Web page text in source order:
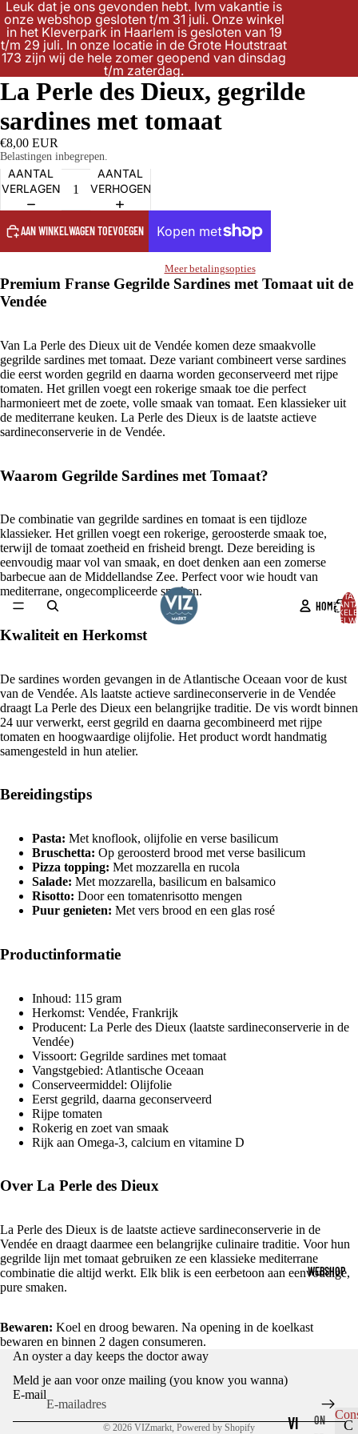
Leuk dat je ons gevonden hebt. Ivm vakantie is
onze webshop gesloten t/m 31 juli. Onze winkel
in het Kleverpark in Haarlem is gesloten van 19
t/m 29 juli. In onze locatie in de Grote Houtstraat
173 zijn wij de hele zomer geopend van dinsdag
t/m zaterdag.
HOME
WEBSHOP
VI
ON
C
AFBEELDING
IN
VOLLEDIG
SCHERM
La Perle des Dieux, gegrilde
sardines met tomaat
€8,00 EUR
Belastingen inbegrepen.
AANTAL
VERLAGEN
AANTAL
VERHOGEN
AAN WINKELWAGEN TOEVOEGEN
Meer betalingsopties
Premium Franse Gegrilde Sardines met Tomaat uit de
Vendée
Van La Perle des Dieux uit de Vendée komen deze smaakvolle
gegrilde sardines met tomaat. Deze variant combineert verse sardines
die eerst worden gegrild en daarna worden geconserveerd met rijpe
tomaten. Het grillen voegt een rokerige smaak toe die perfect
harmonieert met de zoete, volle smaak van tomaat. Een klassieker uit
de mediterrane keuken. La Perle des Dieux is de laatste actieve
sardineconserverie in de Vendée.
Waarom Gegrilde Sardines met Tomaat?
De combinatie van gegrilde sardines en tomaat is een tijdloze
klassieker. Het grillen voegt een rokerige, geroosterde smaak toe,
terwijl de tomaat zoetheid en frisheid brengt. Deze bereiding is
eenvoudig maar vol van smaak, en doet denken aan een zomerse
barbecue aan de Middellandse Zee. Perfect voor wie houdt van
mediterrane, ongecompliceerde smaken.
Kwaliteit en Herkomst
De sardines worden gevangen in de Atlantische Oceaan voor de kust
van de Vendée. Als laatste actieve sardineconserverie in de Vendée
draagt La Perle des Dieux een belangrijke traditie. De vis wordt binnen
24 uur verwerkt, eerst gegrild en daarna gecombineerd met rijpe
tomaten en hoogwaardige olijfolie. Het product wordt handmatig
samengesteld in hun atelier.
Bereidingstips
Pasta: Met knoflook, olijfolie en verse basilicum
Bruschetta: Op geroosterd brood met verse basilicum
Pizza topping: Met mozzarella en rucola
Salade: Met mozzarella, basilicum en balsamico
Risotto: Door een tomatenrisotto mengen
Puur genieten: Met vers brood en een glas rosé
Productinformatie
Inhoud: 115 gram
Herkomst: Vendée, Frankrijk
Producent: La Perle des Dieux (laatste sardineconserverie in de
Vendée)
Vissoort: Gegrilde sardines met tomaat
Vangstgebied: Atlantische Oceaan
Conserveermiddel: Olijfolie
Eerst gegrild, daarna geconserveerd
Rijpe tomaten
Rokerig en zoet van smaak
Rijk aan Omega-3, calcium en vitamine D
Over La Perle des Dieux
La Perle des Dieux is de laatste actieve sardineconserverie in de
Vendée en draagt daarmee een belangrijke culinaire traditie. Voor hun
gegrilde lijn met tomaat gebruiken ze een klassieke mediterrane
combinatie die altijd werkt. Elk blik is een eerbetoon aan eenvoudige,
pure smaken.
Bewaren: Koel en droog bewaren. Na opening in de koelkast
bewaren en binnen 2 dagen consumeren.
An oyster a day keeps the doctor away
Meld je aan voor onze mailing (you know you wanna)
E-mail
© 2026 VIZmarkt , Powered by Shopify
Privacybeleid
Terugbetalingsbeleid
Algemene voorwaarden
Contactgegevens